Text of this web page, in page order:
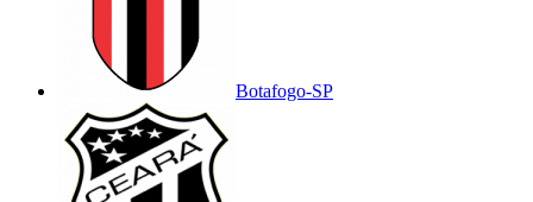
Botafogo-SP